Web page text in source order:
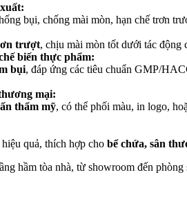
bụi, chống mài mòn, hạn chế trơn
trượt, chịu mài mòn tốt dưới tác động
biến thực phẩm:
bụi, đáp ứng các tiêu chuẩn GMP/
mại:
thẩm mỹ, có thể phối màu, in logo,
quả, thích hợp cho bể chứa, sân
hầm tòa nhà, từ showroom đến